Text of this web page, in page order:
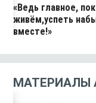
«Ведь главное,
живём,успеть
вместе!»
МАТЕРИАЛЫ